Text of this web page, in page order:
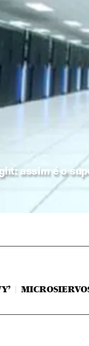
assim é o
Redes Sociales